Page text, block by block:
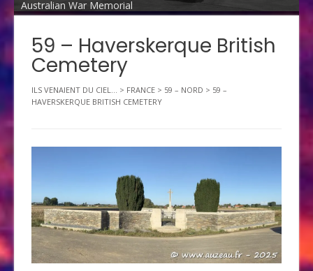
Australian War Memorial
59 – Haverskerque British
Cemetery
ILS VENAIENT DU CIEL... > FRANCE > 59 – NORD > 59 –
HAVERSKERQUE BRITISH CEMETERY